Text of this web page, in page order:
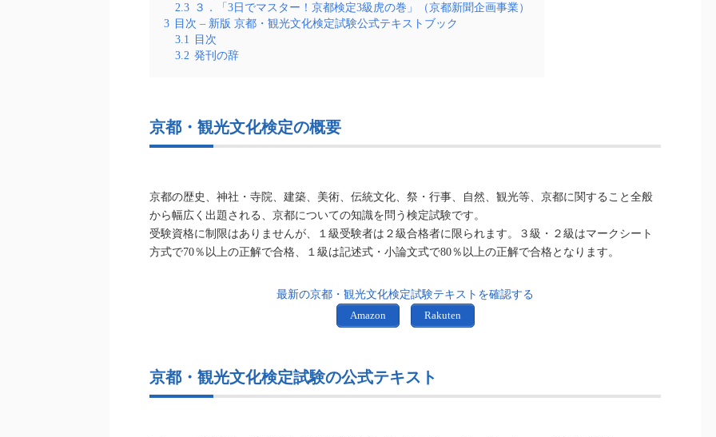
2.3 ３．「3日でマスター！京都検定3級虎の巻」（京都新聞企画事業）
3 目次 – 新版 京都・観光文化検定試験公式テキストブック
3.1
目次
3.2 発刊の辞
京都・観光文化検定の概要
京都の歴史、神社・寺院、建築、美術、伝統文化、祭・行事、自然、観光等、京都に関すること全般
から幅広く出題される、京都についての知識を問う検定試験です。
受験資格に制限はありませんが、１級受験者は２級合格者に限られます。３級・２級はマークシート
方式で70％以上の正解で合格、１級は記述式・小論文式で80％以上の正解で合格となります。
最新の京都・観光文化検定試験テキストを確認する
Amazon
Rakuten
京都・観光文化検定試験の公式テキスト